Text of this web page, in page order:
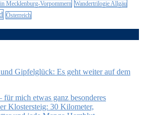
Mecklenburg-Vorpommern Wandertrilogie Allgäu
Österreich
Gipfelglück: Es geht weiter auf dem
für mich etwas ganz besonderes
Klostersteig: 30 Kilometer,